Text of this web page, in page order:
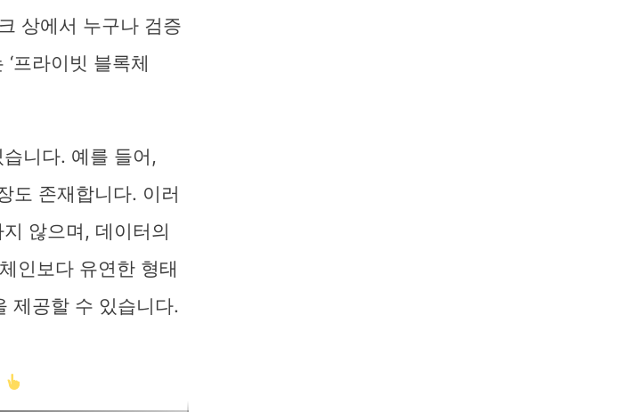
상에서 누구나 검증
프라이빗 블록체
니다. 예를 들어,
도 존재합니다. 이러
않으며, 데이터의
인보다 유연한 형태
제공할 수 있습니다.